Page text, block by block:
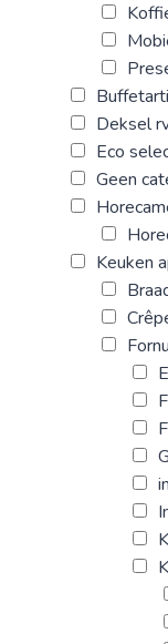
Deksel
Eco
Geen
Keuken